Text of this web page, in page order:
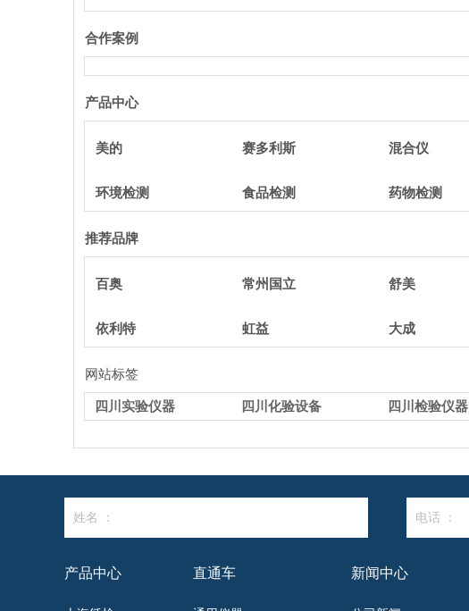
合作案例
产品中心
美的 赛多利斯 混合仪
环境检测 食品检测 药物检测
推荐品牌
百奥 常州国立 舒美
依利特 虹益 大成
网站标签
四川实验仪器 四川化验设备 四川检验仪器
姓名 ： 电话 ：
产品中心 直通车 新闻中心